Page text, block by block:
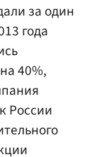
за один
года
40%,
России